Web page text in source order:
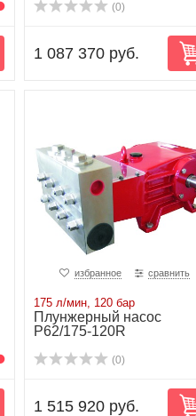
(0)
1 087 370 руб.
избранное сравнить
175 л/мин, 120 бар
Плунжерный насос
P62/175-120R
(0)
1 515 920 руб.